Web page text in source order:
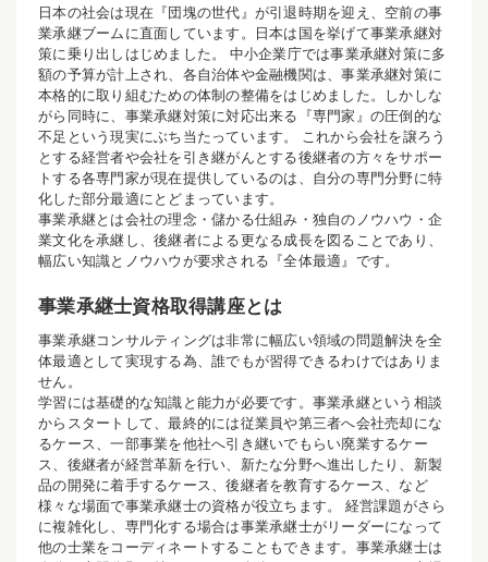
日本の社会は現在『団塊の世代』が引退時期を迎え、空前の事
業承継ブームに直面しています。日本は国を挙げて事業承継対
策に乗り出しはじめました。 中小企業庁では事業承継対策に多
額の予算が計上され、各自治体や金融機関は、事業承継対策に
本格的に取り組むための体制の整備をはじめました。しかしな
がら同時に、事業承継対策に対応出来る『専門家』の圧倒的な
不足という現実にぶち当たっています。 これから会社を譲ろう
とする経営者や会社を引き継がんとする後継者の方々をサポー
トする各専門家が現在提供しているのは、自分の専門分野に特
化した部分最適にとどまっています。
事業承継とは会社の理念・儲かる仕組み・独自のノウハウ・企
業文化を承継し、後継者による更なる成長を図ることであり、
幅広い知識とノウハウが要求される『全体最適』です。
事業承継士資格取得講座とは
事業承継コンサルティングは非常に幅広い領域の問題解決を全
体最適として実現する為、誰でもが習得できるわけではありま
せん。
学習には基礎的な知識と能力が必要です。事業承継という相談
からスタートして、最終的には従業員や第三者へ会社売却にな
るケース、一部事業を他社へ引き継いでもらい廃業するケー
ス、後継者が経営革新を行い、新たな分野へ進出したり、新製
品の開発に着手するケース、後継者を教育するケース、など
様々な場面で事業承継士の資格が役立ちます。 経営課題がさら
に複雑化し、専門化する場合は事業承継士がリーダーになって
他の士業をコーディネートすることもできます。事業承継士は